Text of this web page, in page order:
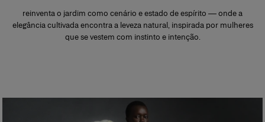
reinventa o jardim como cenário e estado de espírito — onde a
elegância cultivada encontra a leveza natural, inspirada por mulheres
que se vestem com instinto e intenção.